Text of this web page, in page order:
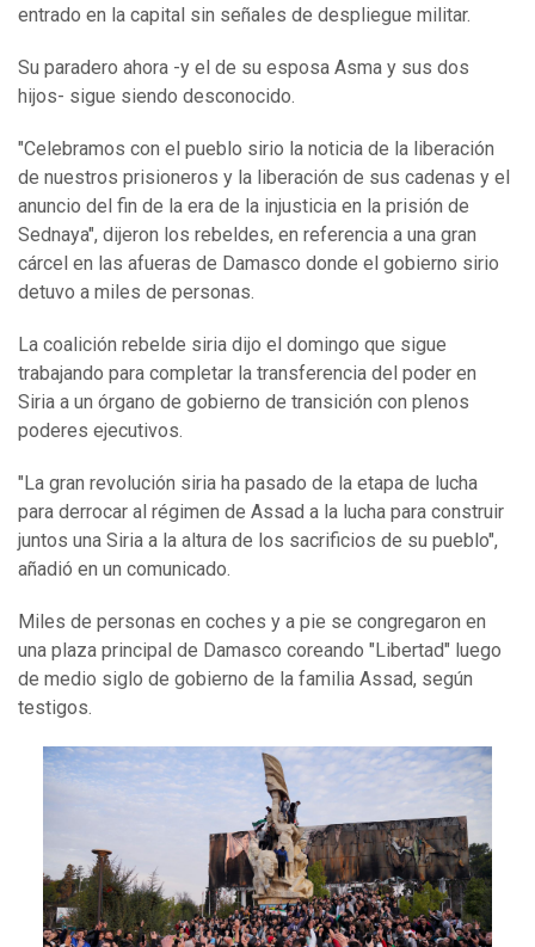
entrado en la capital sin señales de despliegue militar.
Su paradero ahora -y el de su esposa Asma y sus dos
hijos- sigue siendo desconocido.
"Celebramos con el pueblo sirio la noticia de la liberación
de nuestros prisioneros y la liberación de sus cadenas y el
anuncio del fin de la era de la injusticia en la prisión de
Sednaya", dijeron los rebeldes, en referencia a una gran
cárcel en las afueras de Damasco donde el gobierno sirio
detuvo a miles de personas.
La coalición rebelde siria dijo el domingo que sigue
trabajando para completar la transferencia del poder en
Siria a un órgano de gobierno de transición con plenos
poderes ejecutivos.
"La gran revolución siria ha pasado de la etapa de lucha
para derrocar al régimen de Assad a la lucha para construir
juntos una Siria a la altura de los sacrificios de su pueblo",
añadió en un comunicado.
Miles de personas en coches y a pie se congregaron en
una plaza principal de Damasco coreando "Libertad" luego
de medio siglo de gobierno de la familia Assad, según
testigos.